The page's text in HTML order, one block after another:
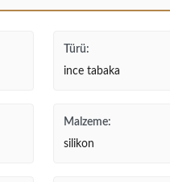
Türü:
ince tabaka
Malzeme:
silikon